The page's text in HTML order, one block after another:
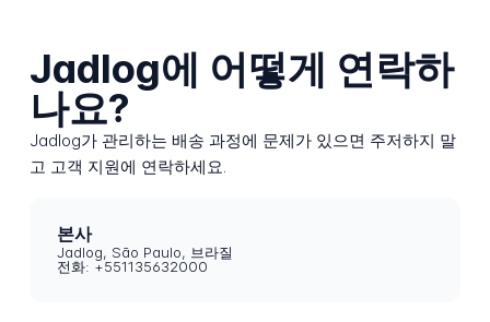
Jadlog에 어떻게 연락하
나요?
Jadlog가 관리하는 배송 과정에 문제가 있으면 주저하지 말
고 고객 지원에 연락하세요.
본사
Jadlog, São Paulo, 브라질
전화: +551135632000